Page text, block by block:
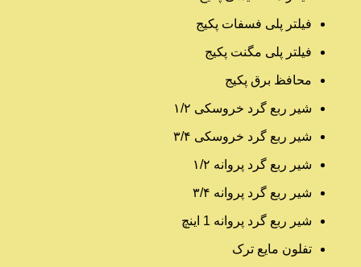
فیلتر پلی فسفات پکیج
فیلتر پلی مگنت پکیج
محافظ برق پکیج
شیر ربع گرد خروسکی ۱/۲
شیر ربع گرد خروسکی ۳/۴
شیر ربع گرد پروانه ۱/۲
شیر ربع گرد پروانه ۳/۴
شیر ربع گرد پروانه 1 اینچ
تفلون مایع ترک